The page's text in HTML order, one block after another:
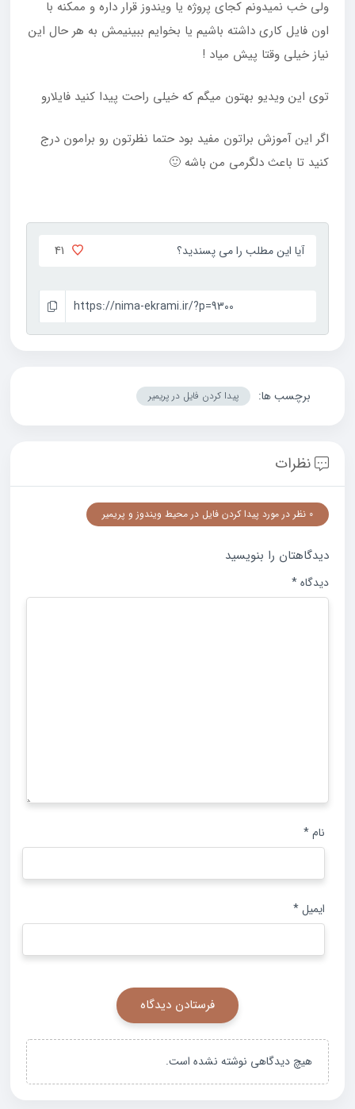
ولی خب نمیدونم کجای پروژه یا ویندوز قرار داره و ممکنه با
اون فایل کاری داشته باشیم یا بخوایم ببینیمش به هر حال این
نیاز خیلی وقتا پیش میاد !
توی این ویدیو بهتون میگم که خیلی راحت پیدا کنید فایلارو
اگر این آموزش براتون مفید بود حتما نظرتون رو برامون درج
کنید تا باعث دلگرمی من باشه 🙂
آیا این مطلب را می پسندید؟ 41
https://nima-ekrami.ir/?p=9300
برچسب ها: پیدا کردن فایل در پریمیر
نظرات
0 نظر در مورد پیدا کردن فایل در محیط ویندوز و پریمیر
دیدگاهتان را بنویسید
دیدگاه*
نام*
ایمیل*
هیچ دیدگاهی نوشته نشده است.